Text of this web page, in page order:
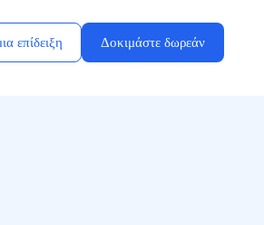
επίδειξη Δοκιμάστε δωρεάν